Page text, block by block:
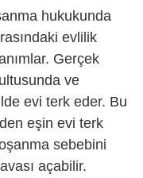
hukukunda
evlilik
Gerçek
ve
evi terk eder. Bu
eşin evi terk
sebebini
açabilir.